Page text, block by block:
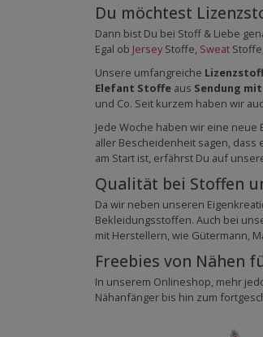
Du möchtest
Dann bist Du bei Stoff & Liebe
Egal ob JerseyStoffe, Sweat
Unsere umfangreiche
Elefant Stoffe aus Sendung
und Co. Seit kurzem haben wir
Jede Woche haben wir eine
aller Bescheidenheit sagen, dass
am Start ist, erfährst Du auf
Qualität bei Stoffen
Da wir neben unseren
Bekleidungsstoffen. Auch bei
mit Herstellern, wie Gütermann,
Freebies von Nähen
In unserem Onlineshop, mehr
Nähanfänger bis hin zum